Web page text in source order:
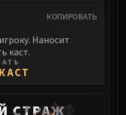
КОПИРОВАТЬ
Наносит
каст.
СТРАЖ